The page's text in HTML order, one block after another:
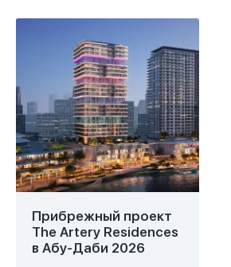
Прибрежный проект
The Artery Residences
в Абу-Даби 2026